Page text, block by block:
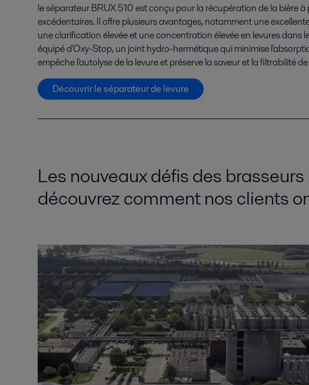
le séparateur BRUX 510 est conçu pour la récupération de la bière à
excédentaires. Il offre plusieurs avantages, notamment une
une clarification élevée et une concentration élevée en levures dans
équipé d'Oxy-Stop, un joint hydro-hermétique qui minimise
empêche l'autolyse de la levure et préserve la saveur et la filtrabilité
Découvrir le séparateur de levure
Les nouveaux défis des brasseurs
découvrez comment nos clients